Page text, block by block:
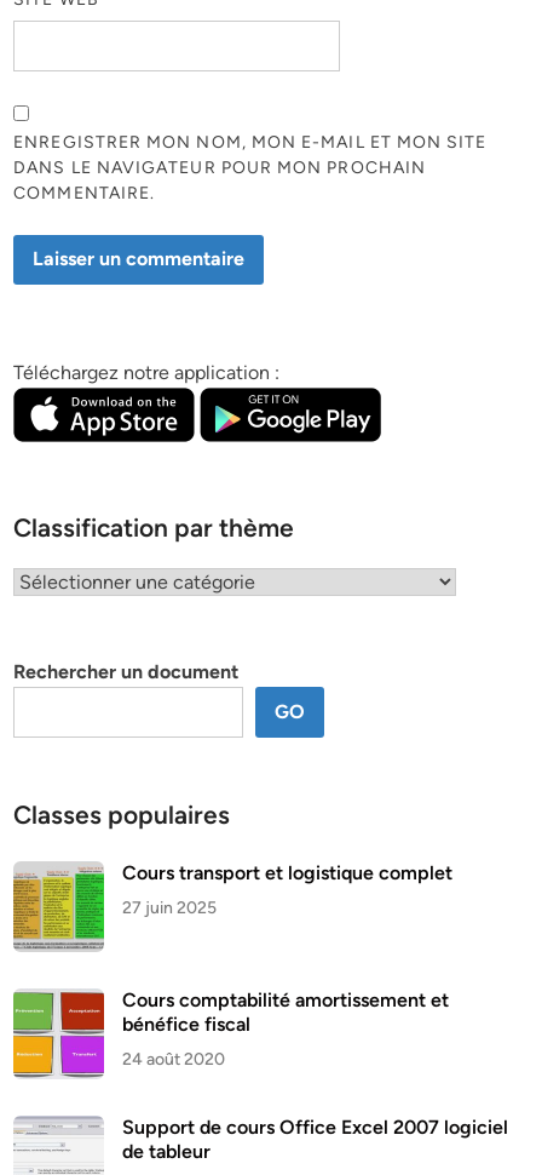
ENREGISTRER MON NOM, MON E-MAIL ET MON SITE
DANS LE NAVIGATEUR POUR MON PROCHAIN
COMMENTAIRE.
Téléchargez notre application :
Classification par thème
Classification
Rechercher un document
GO
Classes populaires
Cours transport et logistique complet
27 juin 2025
Cours comptabilité amortissement et
bénéfice fiscal
24 août 2020
Support de cours Office Excel 2007 logiciel
de tableur